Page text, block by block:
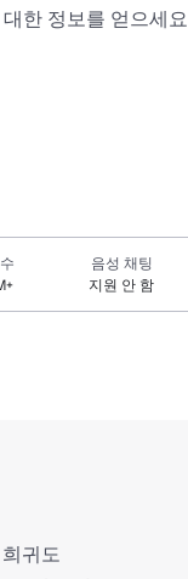
한 정보를 얻으세요
음성 채팅
지원 안 함
희귀도